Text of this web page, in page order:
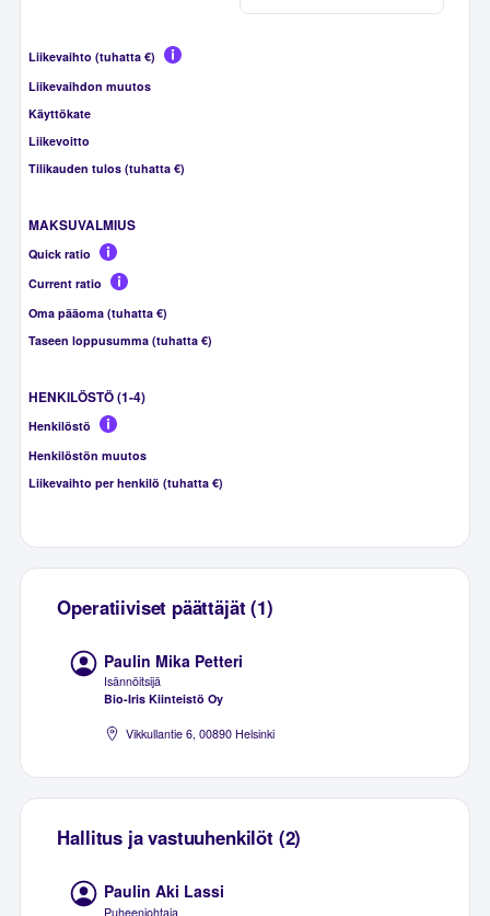
Liikevaihto (tuhatta €)
Liikevaihdon muutos
Käyttökate
Liikevoitto
Tilikauden tulos (tuhatta €)
MAKSUVALMIUS
Quick ratio
Current ratio
Oma pääoma (tuhatta €)
Taseen loppusumma (tuhatta €)
HENKILÖSTÖ (1-4)
Henkilöstö
Henkilöstön muutos
Liikevaihto per henkilö (tuhatta €)
Operatiiviset päättäjät (1)
Paulin Mika Petteri
Isännöitsijä
Bio-Iris Kiinteistö Oy
Vikkullantie 6, 00890 Helsinki
Hallitus ja vastuuhenkilöt (2)
Paulin Aki Lassi
Puheenjohtaja